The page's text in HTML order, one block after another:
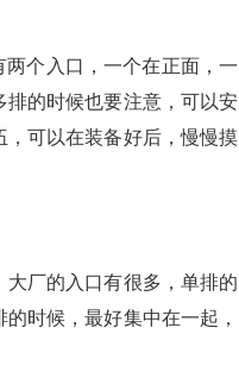
个入口，一个在正面，一
的时候也要注意，可以安
可以在装备好后，慢慢摸
厂的入口有很多，单排的
时候，最好集中在一起，